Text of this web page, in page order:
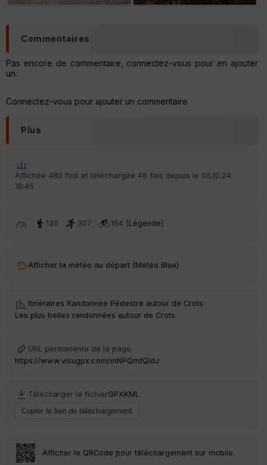
Commentaires
Pas encore de commentaire, connectez-vous pour en ajouter
un.
Connectez-vous pour ajouter un commentaire
Plus
Affichée 480 fois et téléchargée 48 fois depuis le 05.10.24
18:45
136 307 164 [ Légende]
Afficher la météo au départ (Météo Blue)
Itinéraires Randonnée Pédestre autour de Crots·
Les plus belles randonnées autour de Crots
URL permanente de la page
https://www.visugpx.com/mNPQmfQldJ
Télécharger le fichierGPXKML
Afficher le QRCode pour téléchargement sur mobile